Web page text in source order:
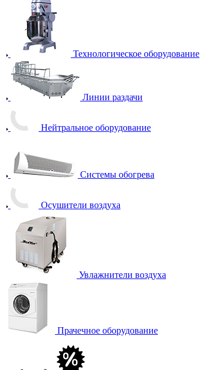
Технологическое оборудование
Линии раздачи
Нейтральное оборудование
Системы обогрева
Осушители воздуха
Увлажнители воздуха
Прачечное оборудование